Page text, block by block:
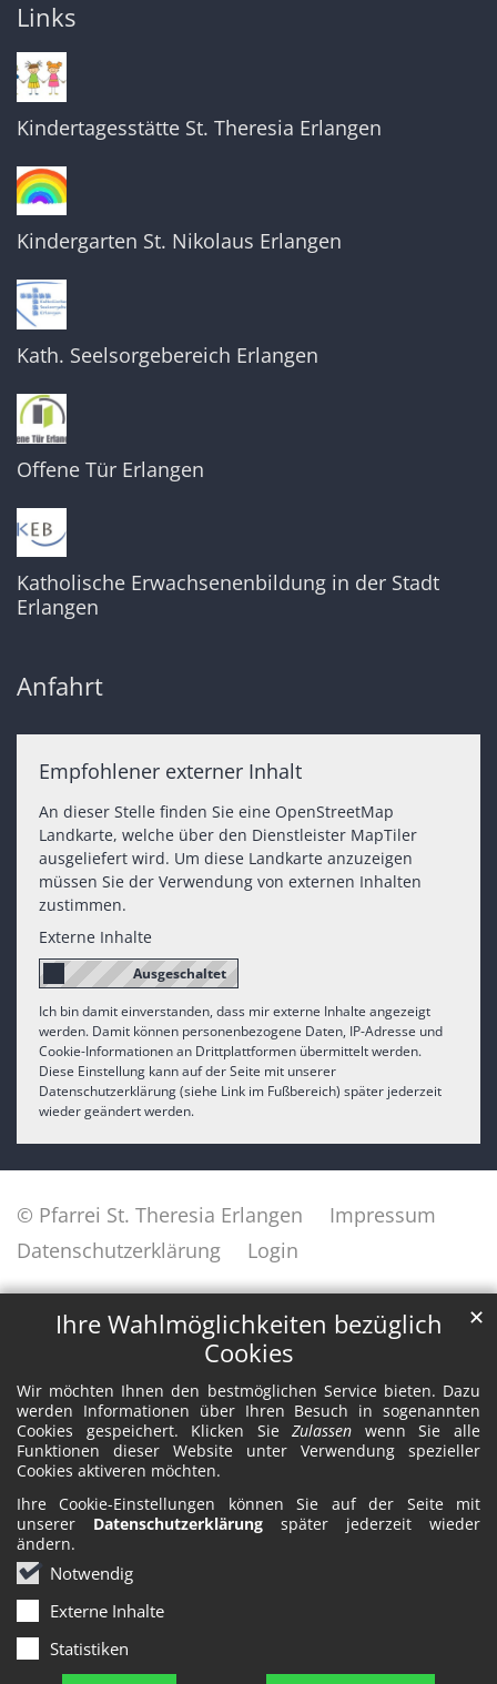
Ihre Wahlmöglichkeiten bezüglich
Cookies
Wir möchten Ihnen den bestmöglichen Service bieten. Dazu
werden Informationen über Ihren Besuch in sogenannten
Cookies gespeichert. Klicken SieZulassen wenn Sie alle
Funktionen dieser Website unter Verwendung spezieller
Cookies aktiveren möchten.
Ihre Cookie-Einstellungen können Sie auf der Seite mit
unserer Datenschutzerklärung später jederzeit wieder
ändern.
Notwendig
Externe Inhalte
Statistiken
✕
Links
Kindertagesstätte St. Theresia Erlangen
Kindergarten St. Nikolaus Erlangen
Kath. Seelsorgebereich Erlangen
Offene Tür Erlangen
Katholische Erwachsenenbildung in der Stadt
Erlangen
Anfahrt
Empfohlener externer Inhalt
An dieser Stelle finden Sie eine OpenStreetMap
Landkarte, welche über den Dienstleister MapTiler
ausgeliefert wird. Um diese Landkarte anzuzeigen
müssen Sie der Verwendung von externen Inhalten
zustimmen.
Externe Inhalte
Ich bin damit einverstanden, dass mir externe Inhalte angezeigt
werden. Damit können personenbezogene Daten, IP-Adresse und
Cookie-Informationen an Drittplattformen übermittelt werden.
Diese Einstellung kann auf der Seite mit unserer
Datenschutzerklärung (siehe Link im Fußbereich) später jederzeit
wieder geändert werden.
© Pfarrei St. Theresia Erlangen
Impressum
Datenschutzerklärung
Login